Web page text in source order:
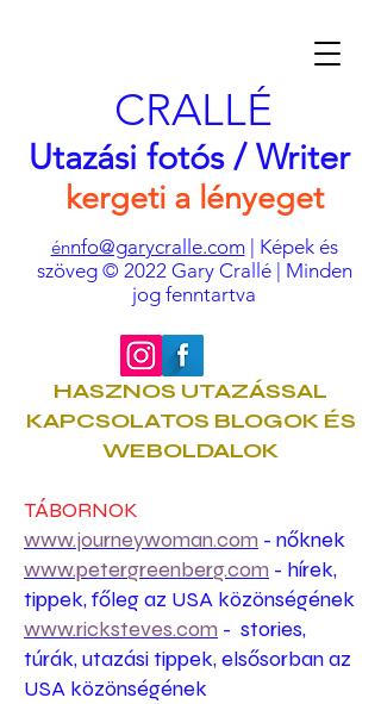
CRALLÉ
Utazási fotós / Writer
kergeti a lényeget
énnfo@garycralle.com| Képek és
szöveg © 2022 Gary Crallé | Minden
jog fenntartva
HASZNOS UTAZÁSSAL
KAPCSOLATOS BLOGOK ÉS
WEBOLDALOK
TÁBORNOK
www.journeywoman.com - nőknek
www.petergreenberg.com - hírek,
tippek, főleg az USA közönségének
www.ricksteves.com - stories,
túrák, utazási tippek, elsősorban az
USA közönségének